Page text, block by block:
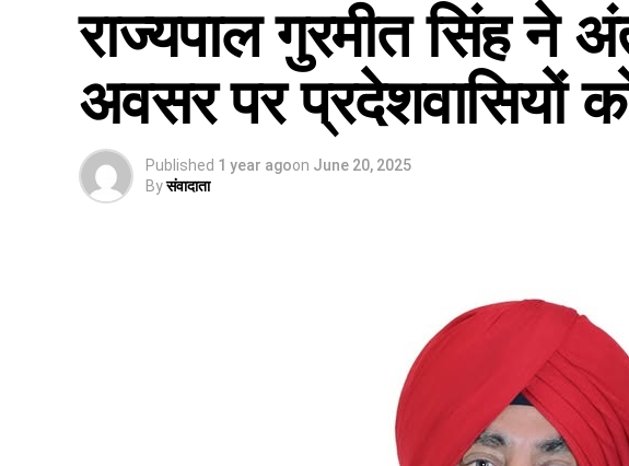
राज्यपाल गुरमीत सिंह ने
अवसर पर प्रदेशवासियों
Published 1 year agoon June 20, 2025
Byसंवादाता